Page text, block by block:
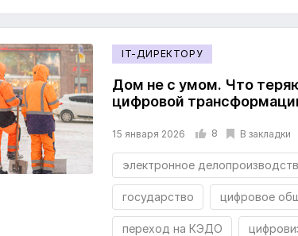
IT-ДИРЕКТОРУ
Дом не с умом. Что
цифровой
15 января 2026 8 В закладки
электронное
государство цифровое
переход на КЭДО